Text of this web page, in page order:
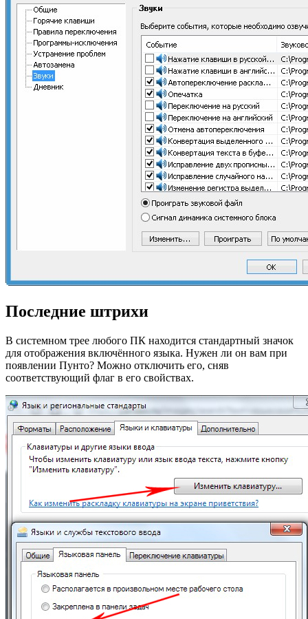
Последние штрихи
В системном трее любого ПК находится стандартный значок
для отображения включённого языка. Нужен ли он вам при
появлении Пунто? Можно отключить его, сняв
соответствующий флаг в его свойствах.